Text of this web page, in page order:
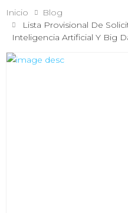
Inicio
Blog
Lista Provisional De
Inteligencia Artificial Y Big